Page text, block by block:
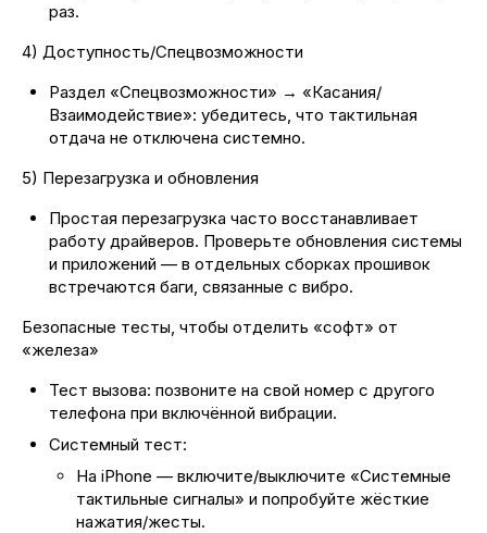
раз.
4) Доступность/Спецвозможности
Раздел «Спецвозможности» → «Касания/
Взаимодействие»: убедитесь, что тактильная
отдача не отключена системно.
5) Перезагрузка и обновления
Простая перезагрузка часто восстанавливает
работу драйверов. Проверьте обновления системы
и приложений — в отдельных сборках прошивок
встречаются баги, связанные с вибро.
Безопасные тесты, чтобы отделить «софт» от
«железа»
Тест вызова: позвоните на свой номер с другого
телефона при включённой вибрации.
Системный тест:
На iPhone — включите/выключите «Системные
тактильные сигналы» и попробуйте жёсткие
нажатия/жесты.